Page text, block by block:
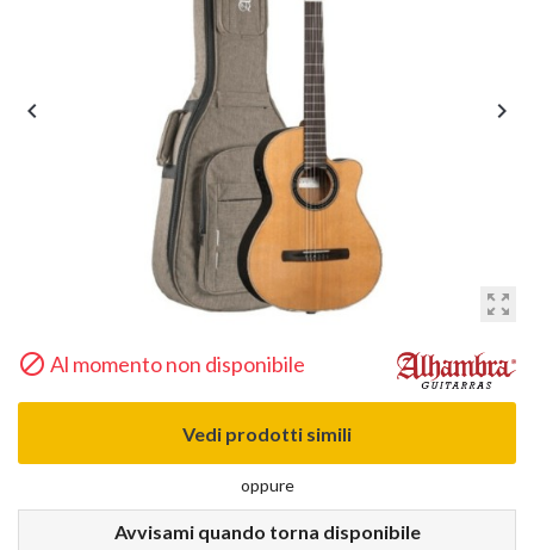
zoom_out_map
 
 Al momento non disponibile
Vedi prodotti simili
oppure
Avvisami quando torna disponibile